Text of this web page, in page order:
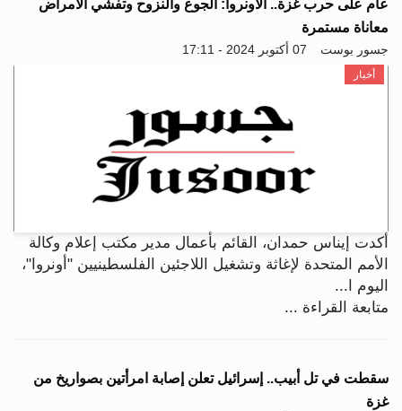
عام على حرب غزة.. الأونروا: الجوع والنزوح وتفشي الأمراض
معاناة مستمرة
جسور بوست 07 أكتوبر 2024 - 17:11
أخبار
أكدت إيناس حمدان، القائم بأعمال مدير مكتب إعلام وكالة
الأمم المتحدة لإغاثة وتشغيل اللاجئين الفلسطينيين "أونروا"،
اليوم ا...
متابعة القراءة ...
سقطت في تل أبيب.. إسرائيل تعلن إصابة امرأتين بصواريخ من
غزة